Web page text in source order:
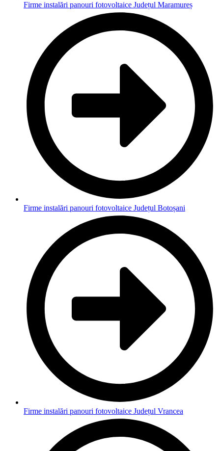
Firme instalări panouri fotovoltaice Județul Maramureș
Firme instalări panouri fotovoltaice Județul Botoșani
Firme instalări panouri fotovoltaice Județul Vrancea